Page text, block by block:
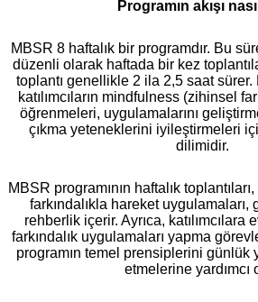
Programın akışı
MBSR 8 haftalık bir programdır. Bu
düzenli olarak haftada bir kez
toplantı genellikle 2 ila 2,5 saat sürer.
katılımcıların mindfulness (zihinsel
öğrenmeleri, uygulamalarını
çıkma yeteneklerini iyileştirmeleri
dilimidir.
MBSR programının haftalık
farkındalıkla hareket uygulamaları,
rehberlik içerir. Ayrıca, katılımcılara
farkındalık uygulamaları yapma
programın temel prensiplerini günlük
etmelerine yardımcı